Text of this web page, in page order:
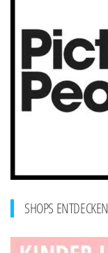
SHOPS ENTDECKEN